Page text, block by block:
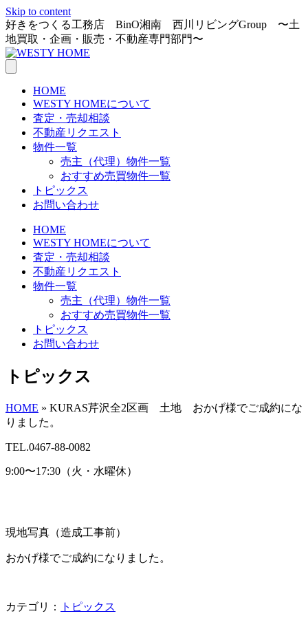
Skip to content
好きをつくる工務店 BinO湘南 西川リビングGroup 〜土
地買取・企画・販売・不動産専門部門〜
HOME
WESTY HOMEについて
査定・売却相談
不動産リクエスト
物件一覧
売主（代理）物件一覧
おすすめ売買物件一覧
トピックス
お問い合わせ
HOME
WESTY HOMEについて
査定・売却相談
不動産リクエスト
物件一覧
売主（代理）物件一覧
おすすめ売買物件一覧
トピックス
お問い合わせ
トピックス
HOME » KURAS芹沢全2区画 土地 おかげ様でご成約にな
りました。
TEL.0467-88-0082
9:00〜17:30（火・水曜休）
現地写真（造成工事前）
おかげ様でご成約になりました。
カテゴリ： トピックス